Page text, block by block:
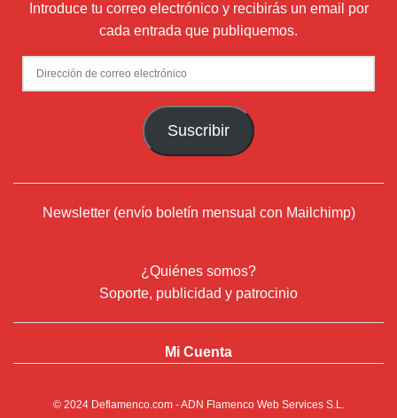
Introduce tu correo electrónico y recibirás un email por
cada entrada que publiquemos.
Dirección
de
Suscribir
Newsletter (envío boletín mensual con Mailchimp)
¿Quiénes somos?
Soporte, publicidad y patrocinio
Mi Cuenta
© 2024 Deflamenco.com- ADN Flamenco Web Services S.L.